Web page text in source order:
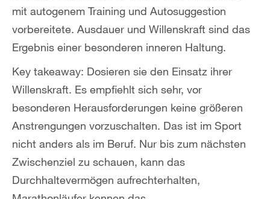
mit autogenem Training und Autosuggestion
vorbereitete. Ausdauer und Willenskraft sind das
Ergebnis einer besonderen inneren Haltung.
Key takeaway: Dosieren sie den Einsatz ihrer
Willenskraft. Es empfiehlt sich sehr, vor
besonderen Herausforderungen keine größeren
Anstrengungen vorzuschalten. Das ist im Sport
nicht anders als im Beruf. Nur bis zum nächsten
Zwischenziel zu schauen, kann das
Durchhaltevermögen aufrechterhalten,